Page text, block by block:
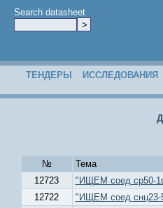
Search datasheet
ТЕНДЕРЫ ИССЛЕДОВАНИЯ
№
Тема
12723
"ИЩЕМ соед ср50-
12722
"ИЩЕМ соед снц23-